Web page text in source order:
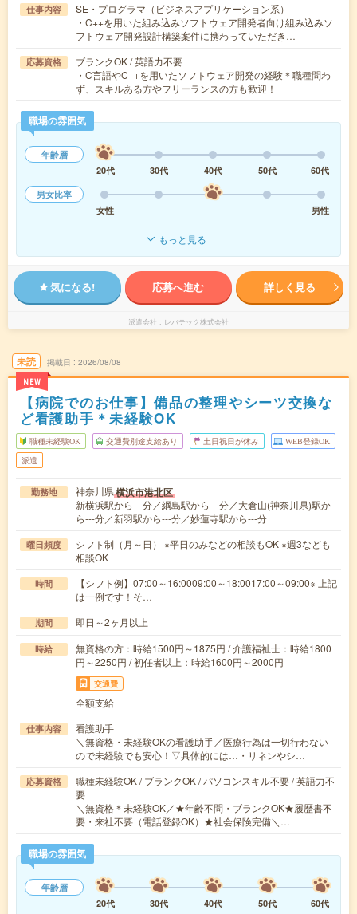
仕事内容
SE・プログラマ（ビジネスアプリケーション系）
・C++を用いた組み込みソフトウェア開発者向け組み込みソ
フトウェア開発設計構築案件に携わっていただき…
応募資格
ブランクOK / 英語力不要
・C言語やC++を用いたソフトウェア開発の経験＊職種問わ
ず、スキルある方やフリーランスの方も歓迎！
職場の雰囲気
年齢層
20代
30代 40代 50代
60代
男女比率
女性
男性
もっと見る
気になる! 応募へ進む 詳しく見る
派遣会社 レバテック株式会社
未読
NEW
掲載日 2026/08/08
【病院でのお仕事】備品の整理やシーツ交換な
ど看護助手＊未経験OK
職種未経験OK 交通費別途支給あり 土日祝日が休み WEB登録OK
派遣
勤務地 神奈川県横浜市港北区
新横浜駅から---分／綱島駅から---分／大倉山(神奈川県)駅か
ら---分／新羽駅から---分／妙蓮寺駅から---分
曜日頻度
シフト制（月～日） ※平日のみなどの相談もOK ※週3なども
相談OK
時間
【シフト例】07:00～16:0009:00～18:0017:00～09:00※ 上記
は一例です！そ…
期間 即日～2ヶ月以上
時給
無資格の方：時給1500円～1875円 / 介護福祉士：時給1800
円～2250円 / 初任者以上：時給1600円～2000円
交通費
全額支給
仕事内容
看護助手
＼無資格・未経験OKの看護助手／医療行為は一切行わない
ので未経験でも安心！▽具体的には…・リネンやシ…
応募資格
職種未経験OK / ブランクOK / パソコンスキル不要 / 英語力不
要
＼無資格＊未経験OK／★年齢不問・ブランクOK★履歴書不
要・来社不要（電話登録OK）★社会保険完備＼…
職場の雰囲気
年齢層
20代
30代 40代 50代 60代